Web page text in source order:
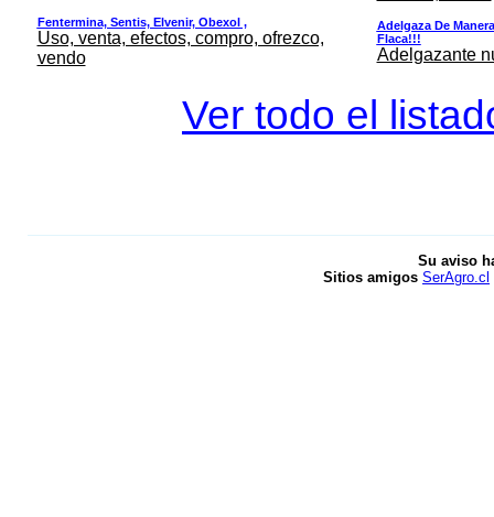
Fentermina, Sentis, Elvenir, Obexol ,
Uso, venta, efectos, compro, ofrezco,
vendo
Adelgaza De
Flaca!!!
Adelgazante
Ver todo el
Su aviso
Sitios amigos SerAgro.cl